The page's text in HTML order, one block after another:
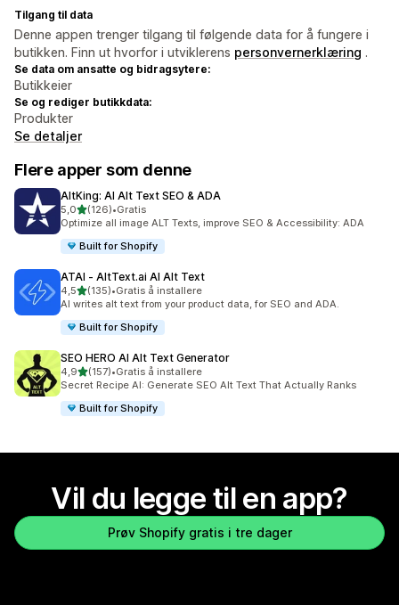
Tilgang til data
Denne appen trenger tilgang til følgende data for å fungere i
butikken. Finn ut hvorfor i utviklerens personvernerklæring .
Se data om ansatte og bidragsytere:
Butikkeier
Se og rediger butikkdata:
Produkter
Se detaljer
Flere apper som denne
AltKing: AI Alt Text SEO & ADA
5,0av 5 stjerner
(126)
Totalt 126 omtaler
•Gratis
Optimize all image ALT Texts, improve SEO & Accessibility: ADA
Built for Shopify
ATAI ‑ AltText.ai AI Alt Text
4,5av 5 stjerner
(135)
Totalt 135 omtaler
•Gratis å installere
AI writes alt text from your product data, for SEO and ADA.
Built for Shopify
SEO HERO AI Alt Text Generator
4,9av 5 stjerner
(157)
Totalt 157 omtaler
•Gratis å installere
Secret Recipe AI: Generate SEO Alt Text That Actually Ranks
Built for Shopify
Vil du legge til en app?
Prøv Shopify gratis i tre dager